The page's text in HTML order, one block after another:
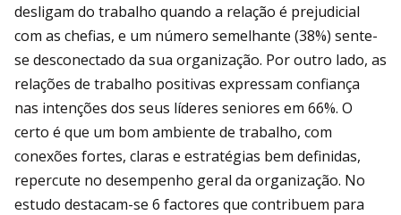
desligam do trabalho quando a relação é prejudicial
com as chefias, e um número semelhante (38%) sente-
se desconectado da sua organização. Por outro lado, as
relações de trabalho positivas expressam confiança
nas intenções dos seus líderes seniores em 66%. O
certo é que um bom ambiente de trabalho, com
conexões fortes, claras e estratégias bem definidas,
repercute no desempenho geral da organização. No
estudo destacam-se 6 factores que contribuem para